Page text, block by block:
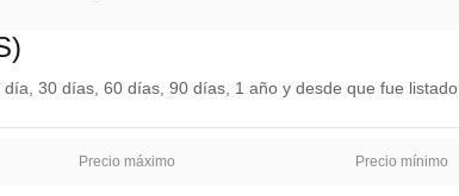
30 días, 60 días, 90 días, 1 año y desde que fue listado
Precio máximo Precio mínimo